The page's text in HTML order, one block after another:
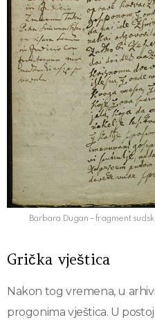
Barbara Dugan – fragment
Grička vještica
Nakon tog vremena, u
progonima vještica. U